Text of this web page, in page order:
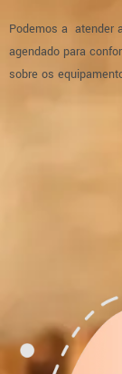
Podemos a atender
agendado para
sobre os